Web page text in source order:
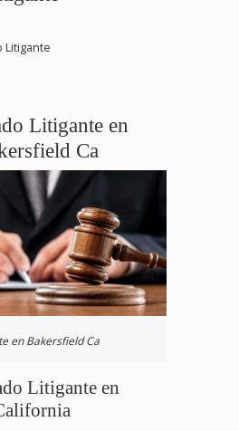
Litigante
Litigante en
Ca
en Bakersfield Ca
Litigante en